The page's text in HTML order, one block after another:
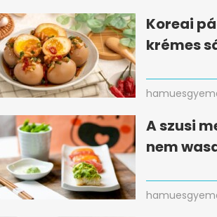
Koreai
krémes
A szusi
nem